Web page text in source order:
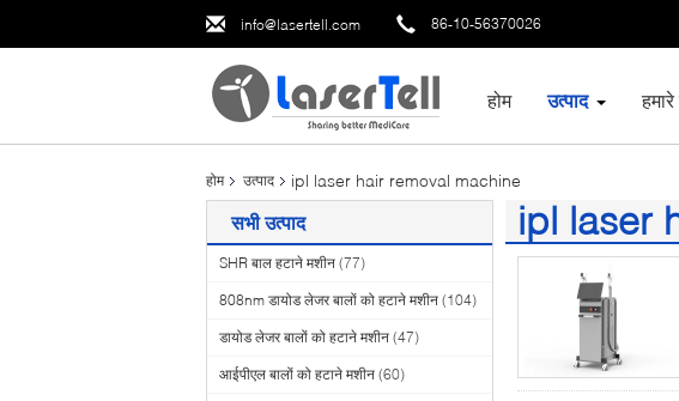
info@lasertell.com 86-10-56370026
होम उत्पाद
होम उत्पाद ipl laser hair removal machine
सभी उत्पाद
SHR बाल हटाने मशीन (77)
808nm डायोड लेजर बालों को हटाने मशीन (104)
डायोड लेजर बालों को हटाने मशीन (47)
आईपीएल बालों को हटाने मशीन (60)
ipl laser
(271)